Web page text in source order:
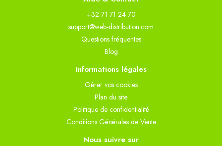
+32 71 71 24 70
support@web-distribution.com
Questions fréquentes
Blog
Informations légales
Gèrer vos cookies
Plan du site
Politique de confidentialité
Conditions Générales de Vente
Nous suivre sur